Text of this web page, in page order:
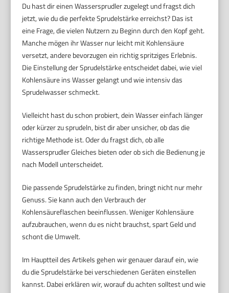
Du hast dir einen Wassersprudler zugelegt und fragst dich
jetzt, wie du die perfekte Sprudelstärke erreichst? Das ist
eine Frage, die vielen Nutzern zu Beginn durch den Kopf geht.
Manche mögen ihr Wasser nur leicht mit Kohlensäure
versetzt, andere bevorzugen ein richtig spritziges Erlebnis.
Die Einstellung der Sprudelstärke entscheidet dabei, wie viel
Kohlensäure ins Wasser gelangt und wie intensiv das
Sprudelwasser schmeckt.
Vielleicht hast du schon probiert, dein Wasser einfach länger
oder kürzer zu sprudeln, bist dir aber unsicher, ob das die
richtige Methode ist. Oder du fragst dich, ob alle
Wassersprudler Gleiches bieten oder ob sich die Bedienung je
nach Modell unterscheidet.
Die passende Sprudelstärke zu finden, bringt nicht nur mehr
Genuss. Sie kann auch den Verbrauch der
Kohlensäureflaschen beeinflussen. Weniger Kohlensäure
aufzubrauchen, wenn du es nicht brauchst, spart Geld und
schont die Umwelt.
Im Hauptteil des Artikels gehen wir genauer darauf ein, wie
du die Sprudelstärke bei verschiedenen Geräten einstellen
kannst. Dabei erklären wir, worauf du achten solltest und wie